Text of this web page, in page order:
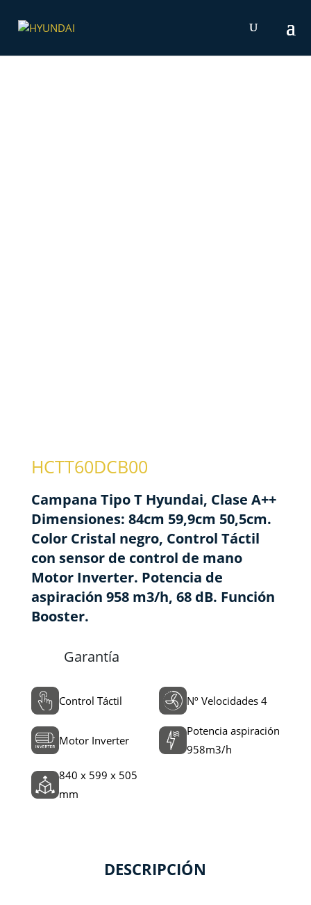
HCTT60DCB00
Campana Tipo T Hyundai, Clase A++
Dimensiones: 84cm 59,9cm 50,5cm.
Color Cristal negro, Control Táctil
con sensor de control de mano
Motor Inverter. Potencia de
aspiración 958 m3/h, 68 dB. Función
Booster.
Garantía
Control Táctil Nº Velocidades 4
Motor Inverter
Potencia aspiración
958m3/h
840 x 599 x 505
mm
DESCRIPCIÓN